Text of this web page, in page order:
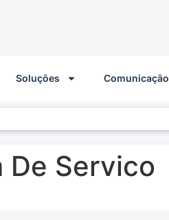
Soluções Comunicação
De Servico